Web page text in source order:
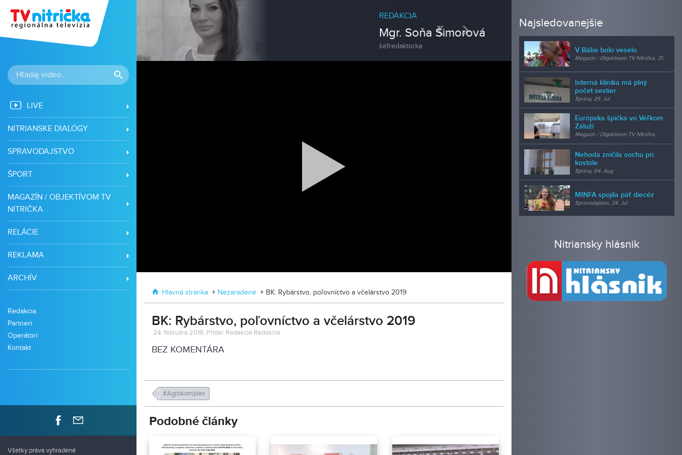
LIVE
NITRIANSKE DIALÓGY
SPRAVODAJSTVO
ŠPORT
MAGAZÍN / OBJEKTÍVOM TV
NITRIČKA
RELÁCIE
REKLAMA
ARCHÍV
Redakcia
Partneri
Operátori
Kontakt
Všetky práva vyhradené
Previous
Mgr. Soňa Šimorová Mgr.
Next
Magazín / Objektívom TV Nitrička
MDD vo Veľkom Záluží
Hlavná stránka Nezaradené BK: Rybárstvo, poľovníctvo a včelárstvo 2019
BK: Rybárstvo, poľovníctvo a včelárstvo 2019
24. februára 2019, Pridal: Redakcia Redakcia
BEZ KOMENTÁRA
#Agrokomplex
Podobné články
Najsledovanejšie
V Bábe bolo veselo
Magazín / Objektívom TV Nitrička, 31.
Interná klinika má plný
počet sestier
Správy, 29. Jul
Európska špička vo Veľkom
Záluží
Magazín / Objektívom TV Nitrička,
Nehoda zničila sochu pri
kostole
Správy, 04. Aug
MINFA spojila päť diecéz
Spravodajstvo, 24. Jul
Nitriansky hlásnik